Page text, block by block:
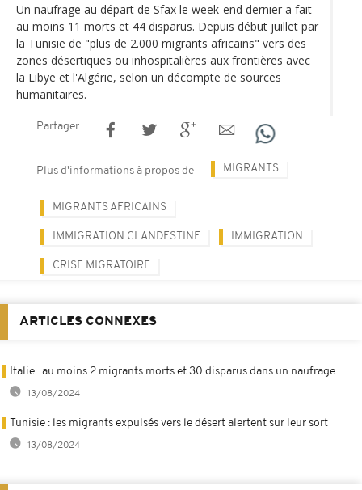
Un naufrage au départ de Sfax le week-end dernier a fait
au moins 11 morts et 44 disparus. Depuis début juillet par
la Tunisie de "plus de 2.000 migrants africains" vers des
zones désertiques ou inhospitalières aux frontières avec
la Libye et l'Algérie, selon un décompte de sources
humanitaires.
Partager
Plus d'informations à propos de MIGRANTS
MIGRANTS AFRICAINS
IMMIGRATION CLANDESTINE IMMIGRATION
CRISE MIGRATOIRE
ARTICLES CONNEXES
Italie : au moins 2 migrants morts et 30 disparus dans un naufrage
13/08/2024
Tunisie : les migrants expulsés vers le désert alertent sur leur sort
13/08/2024